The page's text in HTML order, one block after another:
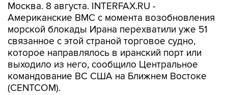
Москва. 8 августа. INTERFAX.RU -
Американские ВМС с момента возобновления
морской блокады Ирана перехватили уже 51
связанное с этой страной торговое судно,
которое направлялось в иранский порт или
выходило из него, сообщило Центральное
командование ВС США на Ближнем Востоке
(CENTCOM).